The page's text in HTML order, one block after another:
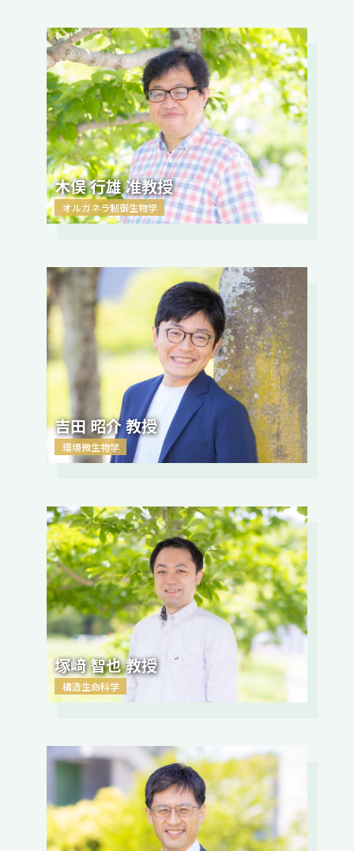
木俣 行雄 准教授
オルガネラ制御生物学
吉田 昭介 教授
環境微生物学
塚﨑 智也 教授
構造生命科学